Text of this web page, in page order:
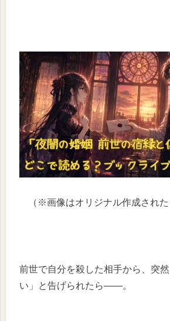
（※画像はオリジナル作成された
前世で自分を殺した相手から、突
い」と告げられたら――。